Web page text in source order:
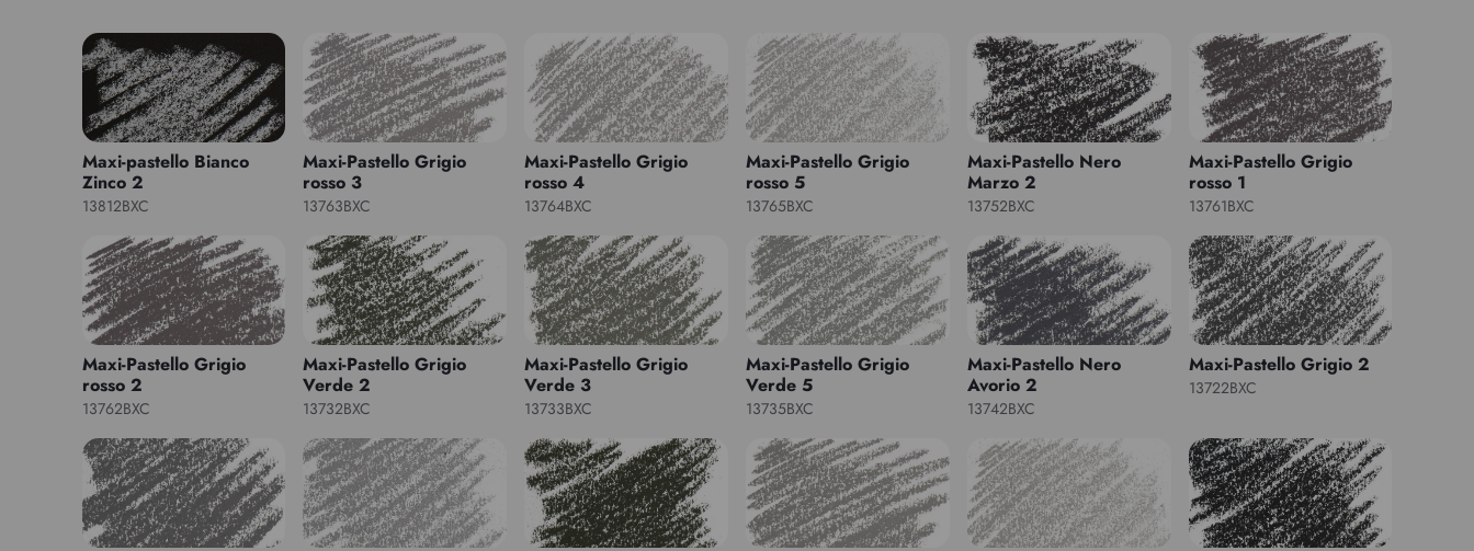
Maxi-pastello Bianco
Zinco 2
13812BXC
Maxi-Pastello Grigio
rosso 3
13763BXC
Maxi-Pastello Grigio
rosso 4
13764BXC
Maxi-Pastello Grigio
rosso 5
13765BXC
Maxi-Pastello Nero
Marzo 2
13752BXC
Maxi-Pastello Grigio
rosso 1
13761BXC
Maxi-Pastello Grigio
rosso 2
13762BXC
Maxi-Pastello Grigio
Verde 2
13732BXC
Maxi-Pastello Grigio
Verde 3
13733BXC
Maxi-Pastello Grigio
Verde 5
13735BXC
Maxi-Pastello Nero
Avorio 2
13742BXC
Maxi-Pastello Grigio 2
13722BXC